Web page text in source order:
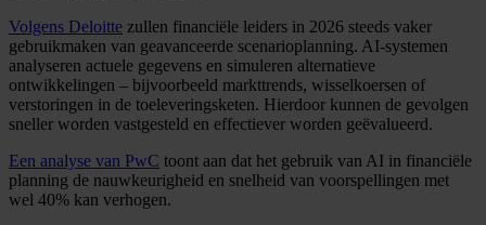
Volgens Deloitte zullen financiële leiders in 2026 steeds vaker
gebruikmaken van geavanceerde scenarioplanning. AI-systemen
analyseren actuele gegevens en simuleren alternatieve
ontwikkelingen – bijvoorbeeld markttrends, wisselkoersen of
verstoringen in de toeleveringsketen. Hierdoor kunnen de gevolgen
sneller worden vastgesteld en effectiever worden geëvalueerd.
Een analyse van PwC toont aan dat het gebruik van AI in financiële
planning de nauwkeurigheid en snelheid van voorspellingen met
wel 40% kan verhogen.